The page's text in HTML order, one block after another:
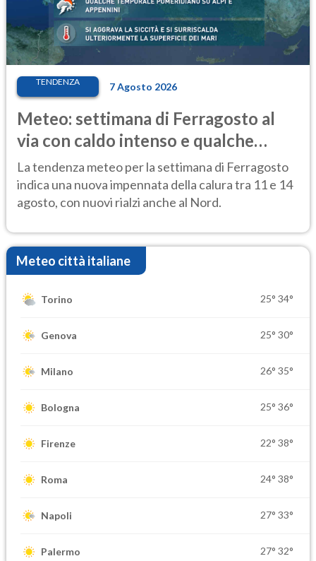
TENDENZA 7 Agosto 2026
Meteo: settimana di Ferragosto al
via con caldo intenso e qualche
temporale
La tendenza meteo per la settimana di Ferragosto
indica una nuova impennata della calura tra 11 e 14
agosto, con nuovi rialzi anche al Nord.
Meteo città italiane
Torino 25° 34°
Genova 25° 30°
Milano 26° 35°
Bologna 25° 36°
Firenze 22° 38°
Roma 24° 38°
Napoli 27° 33°
Palermo 27° 32°